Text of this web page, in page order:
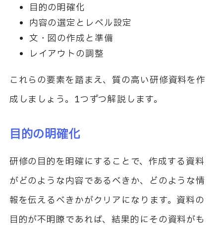
目的の明確化
内容の選定とレベル設定
文・図の作成と準備
レイアウトの調整
これらの要素を踏まえ、質の高い研修資料を作
成しましょう。1つずつ解説します。
目的の明確化
研修の目的を明確にすることで、作成する資料
がどのような内容であるべきか、どのような情
報を伝えるべきかがクリアになります。資料の
目的が不明瞭であれば、結果的にその資料がも